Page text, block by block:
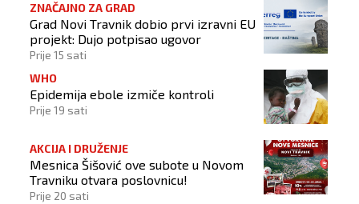
ZNAČAJNO ZA GRAD
Grad Novi Travnik dobio prvi izravni EU
projekt: Dujo potpisao ugovor
Prije 15 sati
WHO
Epidemija ebole izmiče kontroli
Prije 19 sati
AKCIJA I DRUŽENJE
Mesnica Šišović ove subote u Novom
Travniku otvara poslovnicu!
Prije 20 sati